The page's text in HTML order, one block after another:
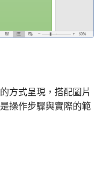
方式呈現，搭配圖片
操作步驟與實際的範